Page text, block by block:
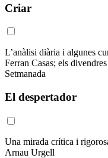
Criar
L’anàlisi diària i algunes
Ferran Casas; els
Setmanada
El despertador
Una mirada crítica i
Arnau Urgell